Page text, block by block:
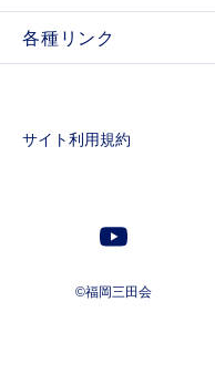
2022年
2023年
2022年
各種リンク
サイト利用規約
©福岡三田会